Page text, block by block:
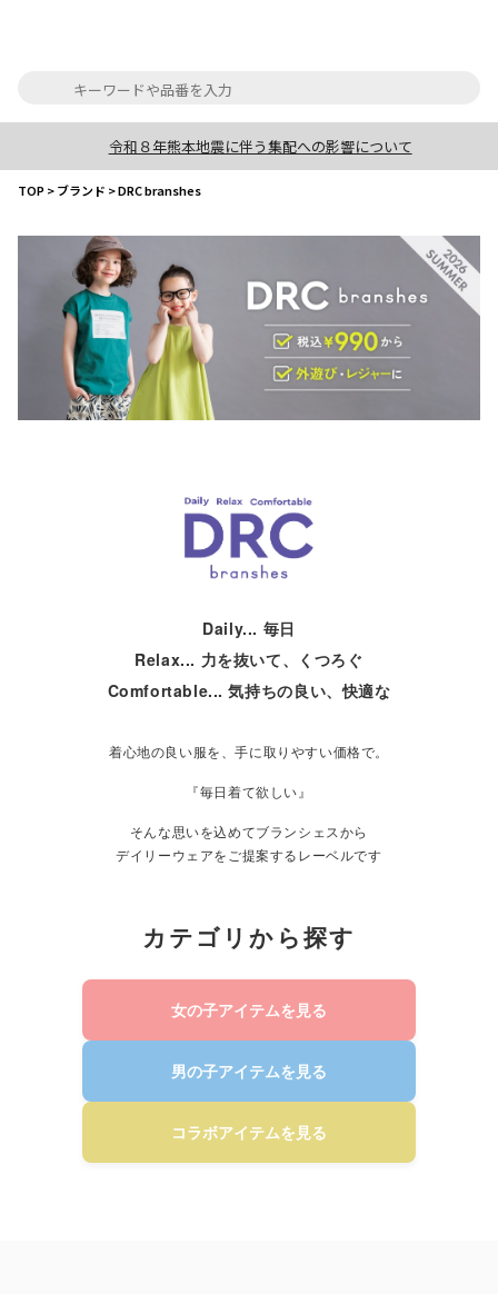
令和８年熊本地震に伴う集配への影響について
TOP>ブランド >DRC branshes
Daily... 毎日
Relax... 力を抜いて、くつろぐ
Comfortable... 気持ちの良い、快適な
着心地の良い服を、手に取りやすい価格で。
『毎日着て欲しい』
そんな思いを込めてブランシェスから
デイリーウェアをご提案するレーベルです
カテゴリから探す
女の子アイテムを見る
男の子アイテムを見る
コラボアイテムを見る